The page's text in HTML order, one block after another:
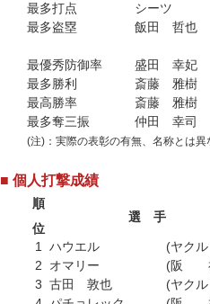
最多打点
シーツ
最多盗塁
飯田 哲也
最優秀防御率 盛田 幸妃
最多勝利
斎藤 雅樹
最高勝率
斎藤 雅樹
最多奪三振
仲田 幸司
(注)：実際の表彰の有無、名称とは異
■ 個人打撃成績
順
位
選 手
1
ハウエル (ヤク
2
オマリー (阪
3 古田 敦也 (ヤク